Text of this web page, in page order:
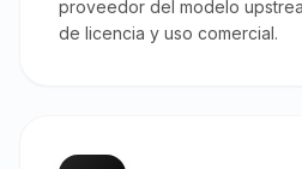
proveedor del modelo
de licencia y uso comercial.